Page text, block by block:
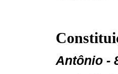
Antônio -